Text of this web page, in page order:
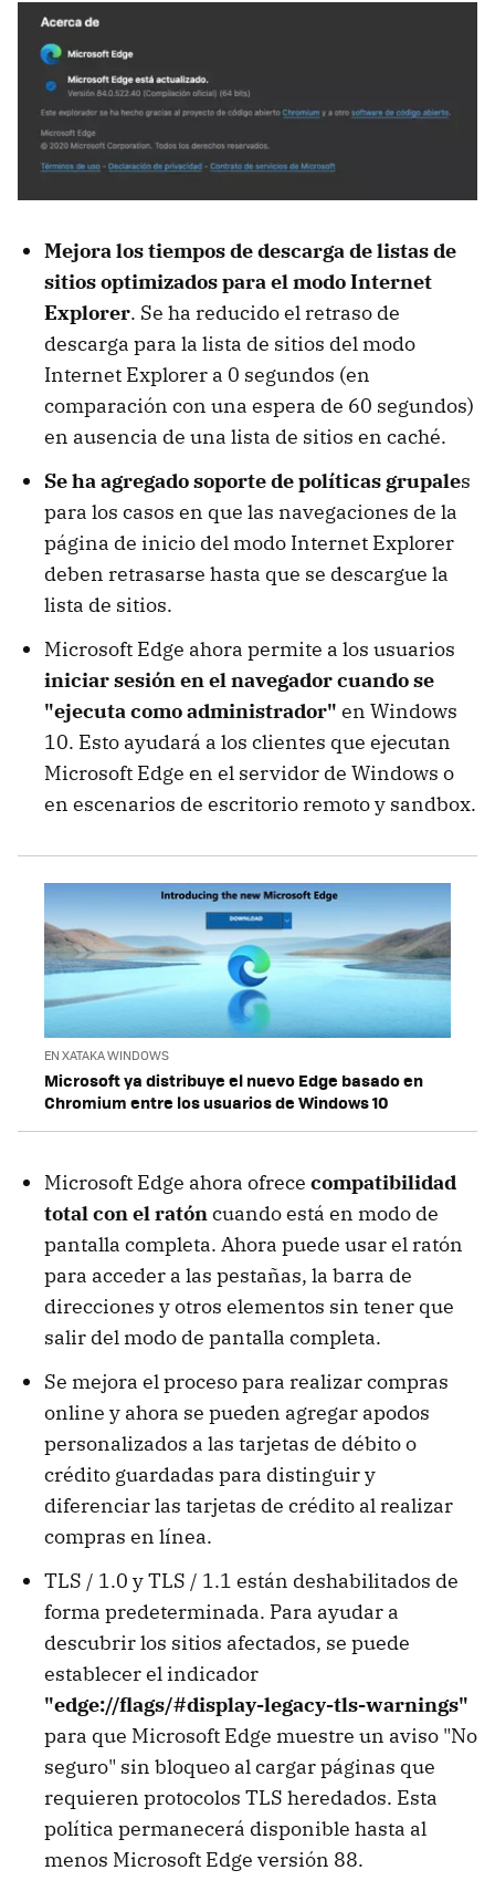
Mejora los tiempos de descarga de listas de
sitios optimizados para el modo Internet
Explorer. Se ha reducido el retraso de
descarga para la lista de sitios del modo
Internet Explorer a 0 segundos (en
comparación con una espera de 60 segundos)
en ausencia de una lista de sitios en caché.
Se ha agregado soporte de políticas grupales
para los casos en que las navegaciones de la
página de inicio del modo Internet Explorer
deben retrasarse hasta que se descargue la
lista de sitios.
Microsoft Edge ahora permite a los usuarios
iniciar sesión en el navegador cuando se
"ejecuta como administrador" en Windows
10. Esto ayudará a los clientes que ejecutan
Microsoft Edge en el servidor de Windows o
en escenarios de escritorio remoto y sandbox.
EN XATAKA WINDOWS
Microsoft ya distribuye el nuevo Edge basado en
Chromium entre los usuarios de Windows 10
Microsoft Edge ahora ofrece compatibilidad
total con el ratóncuando está en modo de
pantalla completa. Ahora puede usar el ratón
para acceder a las pestañas, la barra de
direcciones y otros elementos sin tener que
salir del modo de pantalla completa.
Se mejora el proceso para realizar compras
online y ahora se pueden agregar apodos
personalizados a las tarjetas de débito o
crédito guardadas para distinguir y
diferenciar las tarjetas de crédito al realizar
compras en línea.
TLS / 1.0 y TLS / 1.1 están deshabilitados de
forma predeterminada. Para ayudar a
descubrir los sitios afectados, se puede
establecer el indicador
"edge://flags/#display-legacy-tls-warnings"
para que Microsoft Edge muestre un aviso "No
seguro" sin bloqueo al cargar páginas que
requieren protocolos TLS heredados. Esta
política permanecerá disponible hasta al
menos Microsoft Edge versión 88.